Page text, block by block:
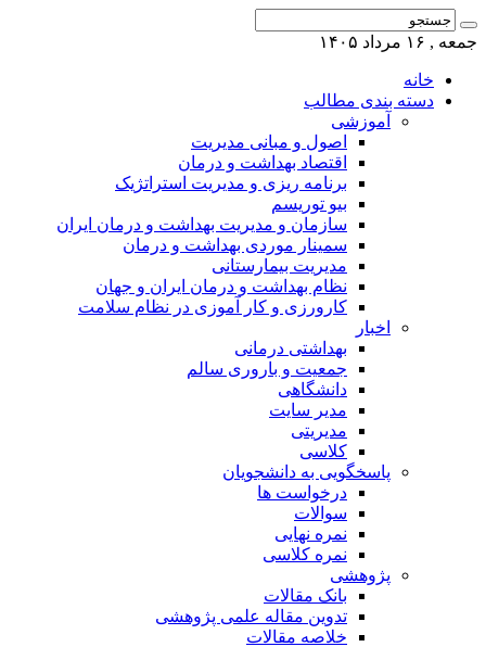
جمعه , ۱۶ مرداد ۱۴۰۵
خانه
دسته بندی مطالب
آموزشی
اصول و مبانی مدیریت
اقتصاد بهداشت و درمان
برنامه ریزی و مدیریت استراتژیک
بیو توریسم
سازمان و مدیریت بهداشت و درمان ایران
سمینار موردی بهداشت و درمان
مدیریت بیمارستانی
نظام بهداشت و درمان ایران و جهان
کارورزی و کار آموزی در نظام سلامت
اخبار
بهداشتی درمانی
جمعیت و باروری سالم
دانشگاهی
مدیر سایت
مدیریتی
کلاسی
پاسخگویی به دانشجویان
درخواست ها
سوالات
نمره نهایی
نمره کلاسی
پژوهشی
بانک مقالات
تدوین مقاله علمی پژوهشی
خلاصه مقالات